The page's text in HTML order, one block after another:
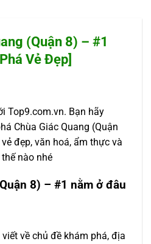
(Quận 8) – #1
Vẻ Đẹp]
Top9.com.vn. Bạn hãy
Chùa Giác Quang (Quận
đẹp, văn hoá, ẩm thực và
nào nhé
8) – #1 nằm ở đâu
về chủ đề khám phá, địa